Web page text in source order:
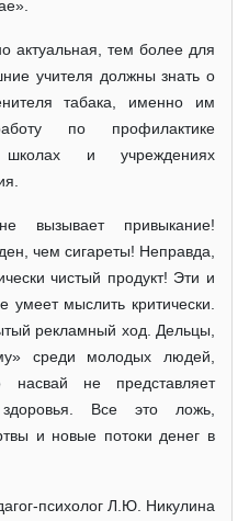
актуальная, тем более для
учителя должны знать о
табака, именно им
по профилактике
и учреждениях
вызывает привыкание!
чем сигареты! Неправда,
чистый продукт! Эти и
мыслить критически.
рекламный ход. Дельцы,
среди молодых людей,
насвай не представляет
Все это ложь,
и новые потоки денег в
психолог Л.Ю. Никулина